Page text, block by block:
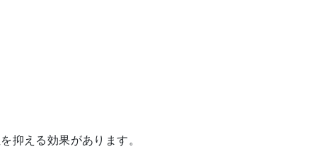
抑える効果があります。